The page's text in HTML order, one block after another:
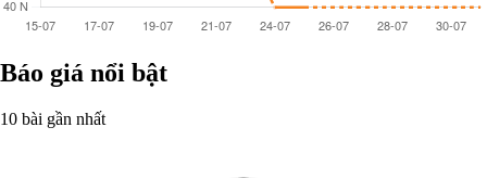
Báo giá nổi bật
10 bài gần nhất